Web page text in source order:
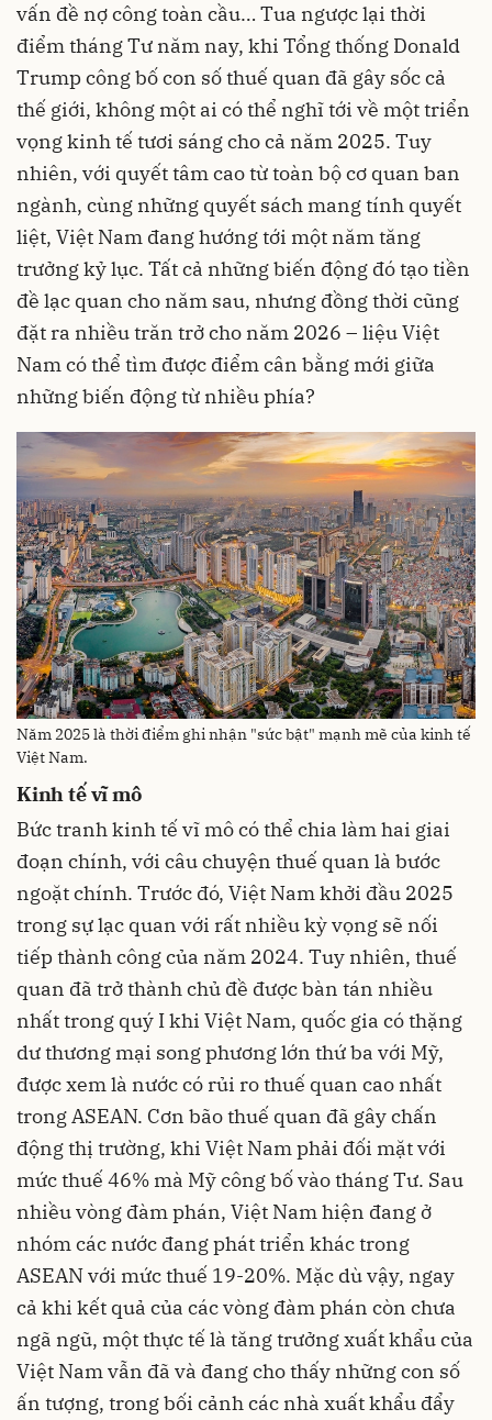
vấn đề nợ công toàn cầu… Tua ngược lại thời
điểm tháng Tư năm nay, khi Tổng thống Donald
Trump công bố con số thuế quan đã gây sốc cả
thế giới, không một ai có thể nghĩ tới về một triển
vọng kinh tế tươi sáng cho cả năm 2025. Tuy
nhiên, với quyết tâm cao từ toàn bộ cơ quan ban
ngành, cùng những quyết sách mang tính quyết
liệt, Việt Nam đang hướng tới một năm tăng
trưởng kỷ lục. Tất cả những biến động đó tạo tiền
đề lạc quan cho năm sau, nhưng đồng thời cũng
đặt ra nhiều trăn trở cho năm 2026 – liệu Việt
Nam có thể tìm được điểm cân bằng mới giữa
những biến động từ nhiều phía?
Năm 2025 là thời điểm ghi nhận "sức bật" mạnh mẽ của kinh tế
Việt Nam.
Kinh tế vĩ mô
Bức tranh kinh tế vĩ mô có thể chia làm hai giai
đoạn chính, với câu chuyện thuế quan là bước
ngoặt chính. Trước đó, Việt Nam khởi đầu 2025
trong sự lạc quan với rất nhiều kỳ vọng sẽ nối
tiếp thành công của năm 2024. Tuy nhiên, thuế
quan đã trở thành chủ đề được bàn tán nhiều
nhất trong quý I khi Việt Nam, quốc gia có thặng
dư thương mại song phương lớn thứ ba với Mỹ,
được xem là nước có rủi ro thuế quan cao nhất
trong ASEAN. Cơn bão thuế quan đã gây chấn
động thị trường, khi Việt Nam phải đối mặt với
mức thuế 46% mà Mỹ công bố vào tháng Tư. Sau
nhiều vòng đàm phán, Việt Nam hiện đang ở
nhóm các nước đang phát triển khác trong
ASEAN với mức thuế 19-20%. Mặc dù vậy, ngay
cả khi kết quả của các vòng đàm phán còn chưa
ngã ngũ, một thực tế là tăng trưởng xuất khẩu của
Việt Nam vẫn đã và đang cho thấy những con số
ấn tượng, trong bối cảnh các nhà xuất khẩu đẩy